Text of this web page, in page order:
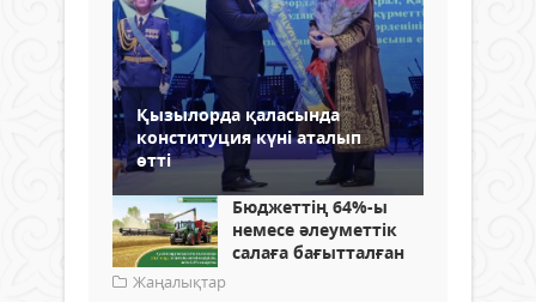
Қызылорда қаласында
конституция күні аталып
өтті
Бюджеттің 64%-ы
немесе әлеуметтік
салаға бағытталған
Жаңалықтар